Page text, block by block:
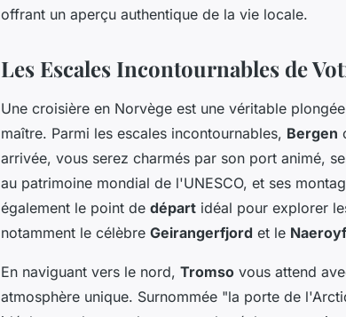
offrant un aperçu authentique de la vie locale.
Les Escales Incontournables de
Une croisière en Norvège est une véritable
maître. Parmi les escales incontournables, Bergen
arrivée, vous serez charmés par son port animé,
au patrimoine mondial de l'UNESCO, et ses
également le point de départ idéal pour explorer
notamment le célèbre Geirangerfjord et le
En naviguant vers le nord, Tromso vous attend
atmosphère unique. Surnommée "la porte de